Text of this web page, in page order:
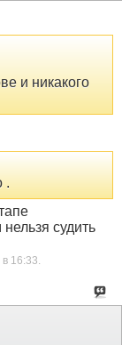
и никакого
.
судить
в 16:33.